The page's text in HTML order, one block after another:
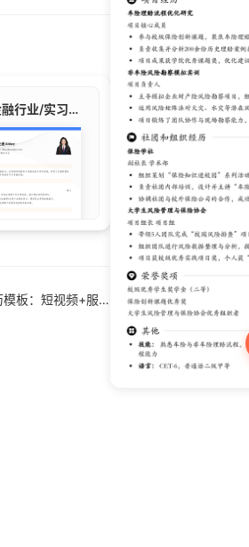
暑期实习生/金融行业/实习生简历模板
上一篇：独小漾新媒体运营校招简历模板：短视频+服装行业，这样写稳拿offer